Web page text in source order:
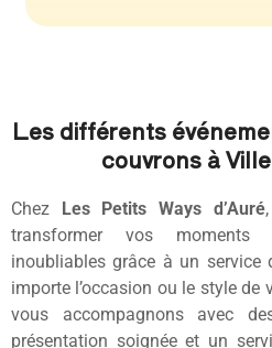
Les différents
couvrons à
Chez Les Petits Ways d’Auré
transformer vos moments
inoubliables grâce à un service
importe l’occasion ou le style de
vous accompagnons avec
présentation soignée et un